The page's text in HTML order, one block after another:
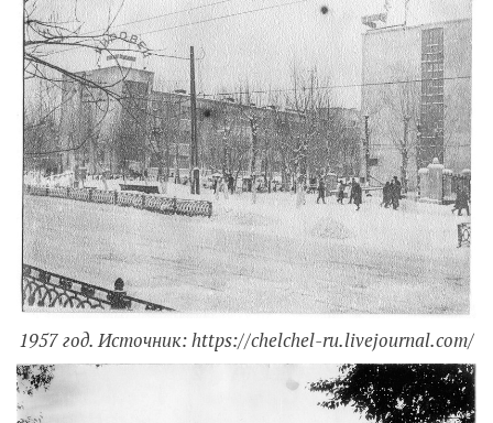
1957 год. Источник: https://chelchel-ru.livejournal.com/